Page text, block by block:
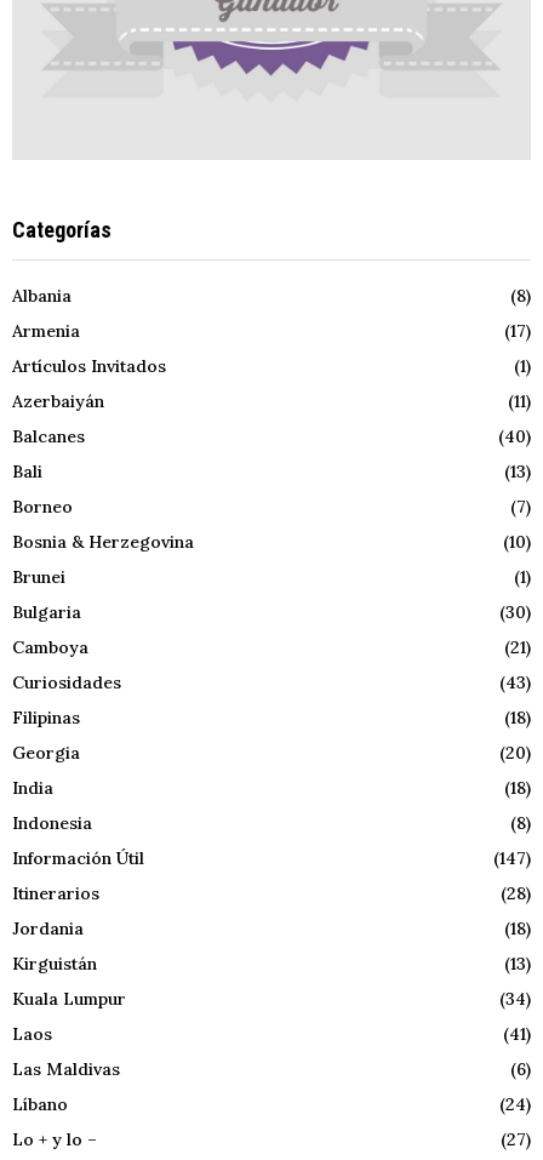
Categorías
Albania
(8)
Armenia
(17)
Artículos Invitados
(1)
Azerbaiyán
(11)
Balcanes
(40)
Bali
(13)
Borneo
(7)
Bosnia & Herzegovina
(10)
Brunei
(1)
Bulgaria
(30)
Camboya
(21)
Curiosidades
(43)
Filipinas
(18)
Georgia
(20)
India
(18)
Indonesia
(8)
Información Útil
(147)
Itinerarios
(28)
Jordania
(18)
Kirguistán
(13)
Kuala Lumpur
(34)
Laos
(41)
Las Maldivas
(6)
Líbano
(24)
Lo + y lo –
(27)